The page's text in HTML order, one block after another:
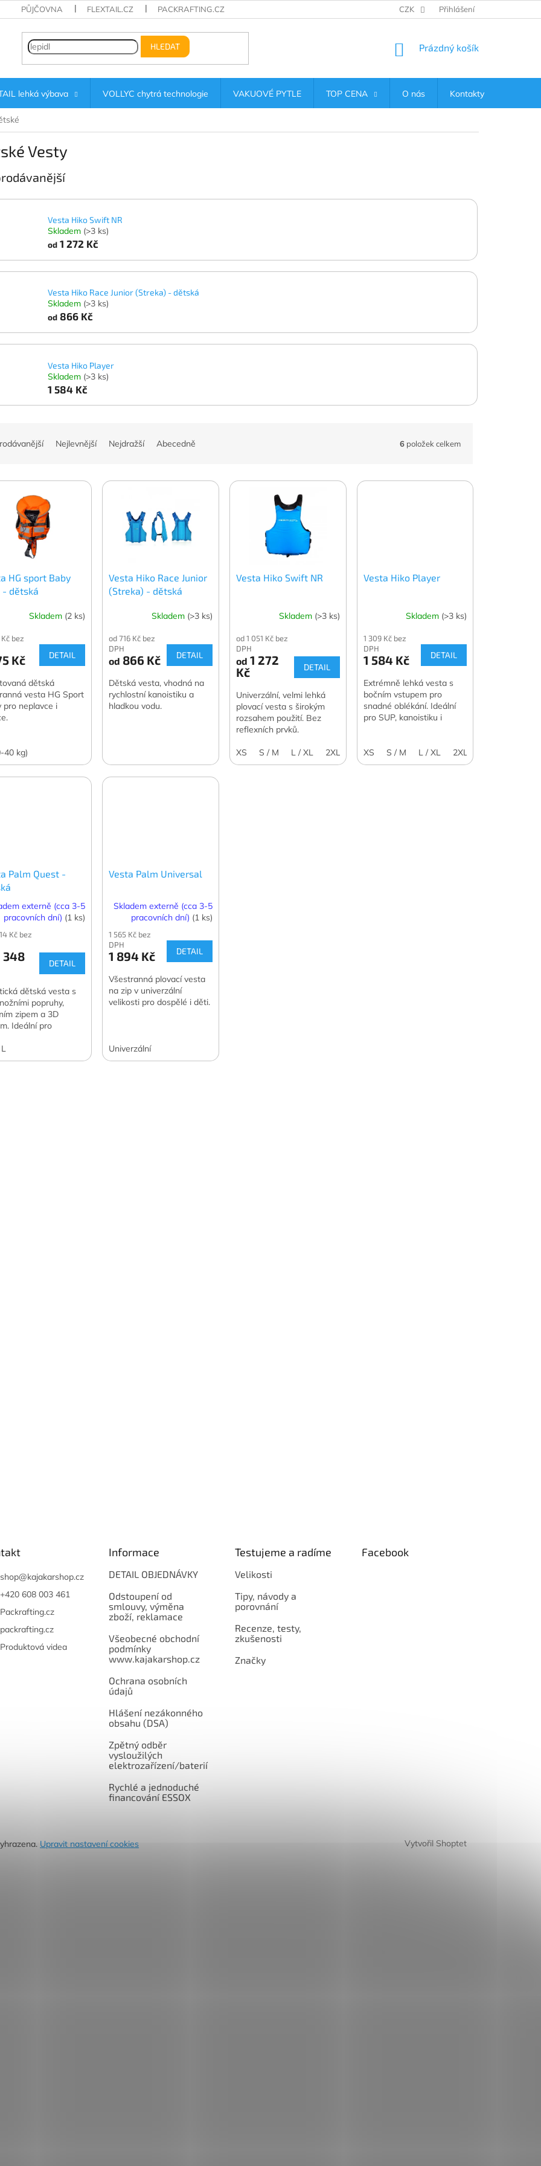
PŮJČOVNA FLEXTAIL.CZ PACKRAFTING.CZ CZK Přihlášení
HLEDAT
NÁKUPNÍ
Prázdný košík
lehká výbava VOLLYC chytrá technologie VAKUOVÉ PYTLE TOP CENA O nás Kontakty
Vesty
Vesta Hiko Swift NR
Skladem (>3 ks)
od 1 272 Kč
Vesta Hiko Race Junior (Streka) - dětská
Skladem (>3 ks)
od 866 Kč
Vesta Hiko Player
Skladem (>3 ks)
1 584 Kč
Nejlevnější Nejdražší Abecedně 6 položek celkem
HG sport Baby
- dětská
Skladem (2 ks)
bez
Kč DETAIL
dětská
vesta HG Sport
pro neplavce i
40 kg)
Vesta Hiko Race Junior
(Streka) - dětská
Skladem (>3 ks)
od 716 Kč bez
DPH
od 866 Kč DETAIL
Dětská vesta, vhodná na
rychlostní kanoistiku a
hladkou vodu.
Vesta Hiko Swift NR
Skladem (>3 ks)
od 1 051 Kč bez
DPH
od 1 272
Kč
DETAIL
Univerzální, velmi lehká
plovací vesta s širokým
rozsahem použití. Bez
reflexních prvků.
XS S / M L / XL 2XL
Vesta Hiko Player
Skladem (>3 ks)
1 309 Kč bez
DPH
1 584 Kč DETAIL
Extrémně lehká vesta s
bočním vstupem pro
snadné oblékání. Ideální
pro SUP, kanoistiku i
XS S / M L / XL 2XL
Palm Quest -
externě (cca 3-5
pracovních dní) (1 ks)
Kč bez
348
DETAIL
dětská vesta s
popruhy,
zipem a 3D
Ideální pro
Vesta Palm Universal
Skladem externě (cca 3-5
pracovních dní) (1 ks)
1 565 Kč bez
DPH
1 894 Kč DETAIL
Všestranná plovací vesta
na zip v univerzální
velikosti pro dospělé i děti.
Univerzální
shop@kajakarshop.cz
+420 608 003 461
Packrafting.cz
packrafting.cz
Produktová videa
Informace
DETAIL OBJEDNÁVKY
Odstoupení od
smlouvy, výměna
zboží, reklamace
Všeobecné obchodní
podmínky
www.kajakarshop.cz
Ochrana osobních
údajů
Hlášení nezákonného
obsahu (DSA)
Zpětný odběr
vysloužilých
elektrozařízení/baterií
Rychlé a jednoduché
financování ESSOX
Testujeme a radíme
Velikosti
Tipy, návody a
porovnání
Recenze, testy,
zkušenosti
Značky
Facebook
Vytvořil Shoptet
Upravit nastavení cookies